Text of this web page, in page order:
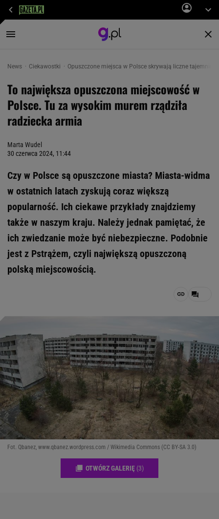
News Ciekawostki Opuszczone miejsca w Polsce skrywają liczne
To największa opuszczona miejscowość w
Polsce. Tu za wysokim murem rządziła
radziecka armia
Marta Wudel
30 czerwca 2024, 11:44
Czy w Polsce są opuszczone miasta? Miasta-widma
w ostatnich latach zyskują coraz większą
popularność. Ich ciekawe przykłady znajdziemy
także w naszym kraju. Należy jednak pamiętać, że
ich zwiedzanie może być niebezpieczne. Podobnie
jest z Pstrążem, czyli największą opuszczoną
polską miejscowością.
Fot. Qbanez, www.qbanez.wordpress.com / Wikimedia Commons (CC BY-SA 3.0)
OTWÓRZ GALERIĘ (3)